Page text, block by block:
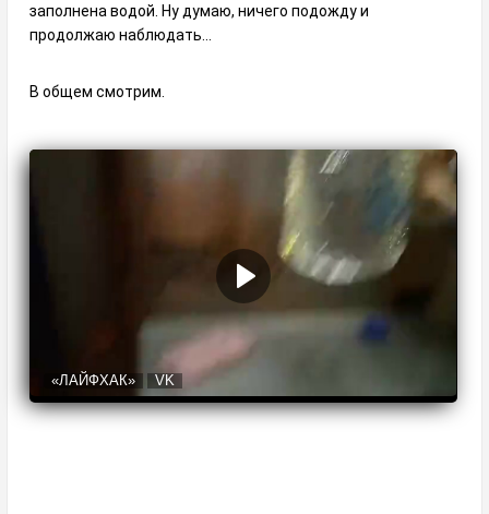
заполнена водой. Ну думаю, ничего подожду и
продолжаю наблюдать...
В общем смотрим.
«ЛАЙФХАК» VK